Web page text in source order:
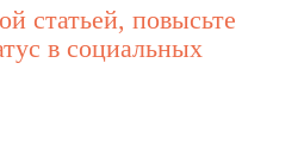
статьей, повысьте
в социальных